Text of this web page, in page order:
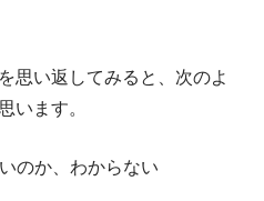
思い返してみると、次のよ
います。
のか、わからない